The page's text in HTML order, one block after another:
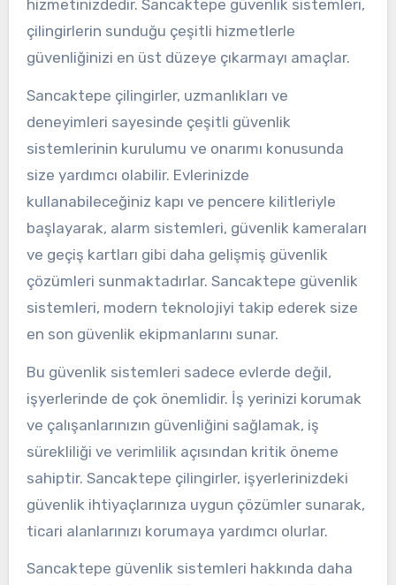
hizmetinizdedir. Sancaktepe güvenlik sistemleri,
çilingirlerin sunduğu çeşitli hizmetlerle
güvenliğinizi en üst düzeye çıkarmayı amaçlar.
Sancaktepe çilingirler, uzmanlıkları ve
deneyimleri sayesinde çeşitli güvenlik
sistemlerinin kurulumu ve onarımı konusunda
size yardımcı olabilir. Evlerinizde
kullanabileceğiniz kapı ve pencere kilitleriyle
başlayarak, alarm sistemleri, güvenlik kameraları
ve geçiş kartları gibi daha gelişmiş güvenlik
çözümleri sunmaktadırlar. Sancaktepe güvenlik
sistemleri, modern teknolojiyi takip ederek size
en son güvenlik ekipmanlarını sunar.
Bu güvenlik sistemleri sadece evlerde değil,
işyerlerinde de çok önemlidir. İş yerinizi korumak
ve çalışanlarınızın güvenliğini sağlamak, iş
sürekliliği ve verimlilik açısından kritik öneme
sahiptir. Sancaktepe çilingirler, işyerlerinizdeki
güvenlik ihtiyaçlarınıza uygun çözümler sunarak,
ticari alanlarınızı korumaya yardımcı olurlar.
Sancaktepe güvenlik sistemleri hakkında daha